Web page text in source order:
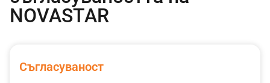
NOVASTAR
Съгласуваност